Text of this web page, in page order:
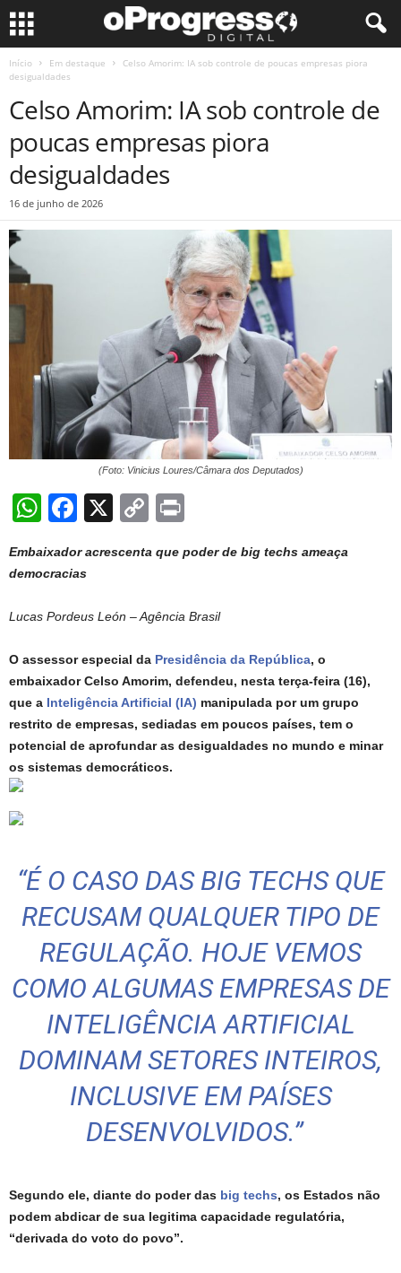
Início Em destaque
Celso Amorim: IA sob controle de poucas empresas piora
desigualdades
Celso Amorim: IA sob controle de
poucas empresas piora
desigualdades
16 de junho de 2026
(Foto: Vinicius Loures/Câmara dos Deputados)
W
at
A
p
p
F
c
b
o
o
k
X
C
p
Li
n
k
t
Embaixador acrescenta que poder de big techs ameaça
democracias
Lucas Pordeus León – Agência Brasil
O assessor especial da Presidência da República, o
embaixador Celso Amorim, defendeu, nesta terça-feira (16),
que a Inteligência Artificial (IA) manipulada por um grupo
restrito de empresas, sediadas em poucos países, tem o
potencial de aprofundar as desigualdades no mundo e minar
os sistemas democráticos.
“É O CASO DAS BIG TECHS QUE
RECUSAM QUALQUER TIPO DE
REGULAÇÃO. HOJE VEMOS
COMO ALGUMAS EMPRESAS DE
INTELIGÊNCIA ARTIFICIAL
DOMINAM SETORES INTEIROS,
INCLUSIVE EM PAÍSES
DESENVOLVIDOS.”
Segundo ele, diante do poder das big techs, os Estados não
podem abdicar de sua legitima capacidade regulatória,
“derivada do voto do povo”.